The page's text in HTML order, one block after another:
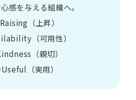
感を​与える​組織へ。
（上昇）
（可用性）
（親切）
（実用）​